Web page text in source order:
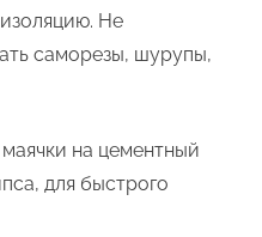
Не
саморезы, шурупы,
на цементный
для быстрого